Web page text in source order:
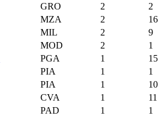
GRO 2
2
MZA 2
16
MIL 2
9
MOD 2
1
PGA 1
15
PIA 1
1
PIA 1
10
CVA 1
11
PAD 1
1